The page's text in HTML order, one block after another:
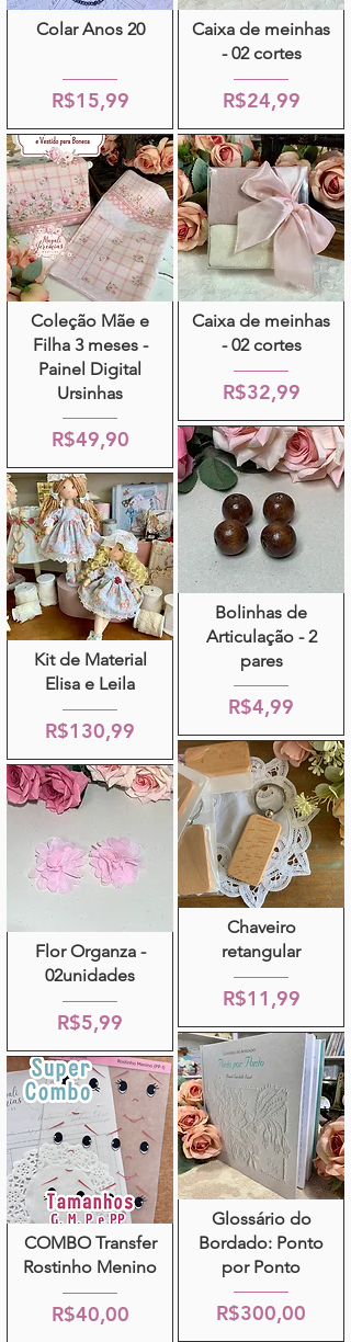
Colar Anos 20
R$15,99
Coleção Mãe e
Filha 3 meses -
Painel Digital
Ursinhas
R$49,90
Kit de Material
Elisa e Leila
R$130,99
Flor Organza -
02unidades
R$5,99
COMBO Transfer
Rostinho Menino
R$40,00
Caixa de meinhas
- 02 cortes
R$24,99
Caixa de meinhas
- 02 cortes
R$32,99
Bolinhas de
Articulação - 2
pares
R$4,99
Chaveiro
retangular
R$11,99
Glossário do
Bordado: Ponto
por Ponto
R$300,00